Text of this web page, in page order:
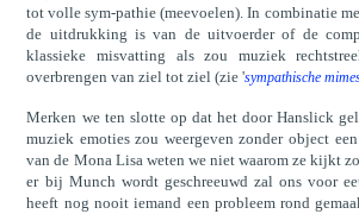
tot volle sym-pathie (meevoelen). In combinatie
de uitdrukking is van de uitvoerder of de
klassieke misvatting als zou muziek
overbrengen van ziel tot ziel (zie 'sympathische
Merken we ten slotte op dat het door Hanslick
muziek emoties zou weergeven zonder object
van de Mona Lisa weten we niet waarom ze kijkt
er bij Munch wordt geschreeuwd zal ons voor
heeft nog nooit iemand een probleem rond